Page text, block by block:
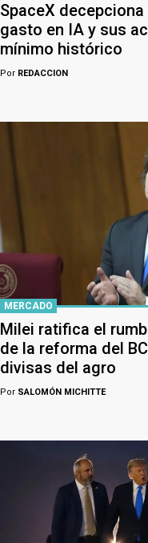
SpaceX
gasto en IA y sus
mínimo histórico
Por REDACCION
MERCADO
Milei ratifica el
de la reforma del
divisas del agro
Por SALOMÓN MICHITTE